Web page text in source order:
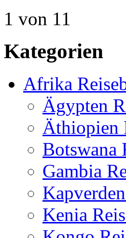
1 von 11
Kategorien
Afrika
Ägypten
Äthiopien
Botswana
Gambia
Kenia